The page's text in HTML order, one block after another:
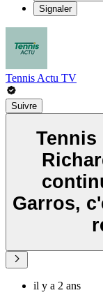
Signaler
Tennis Actu TV
Suivre
Tennis
Garros,
il y a 2 ans